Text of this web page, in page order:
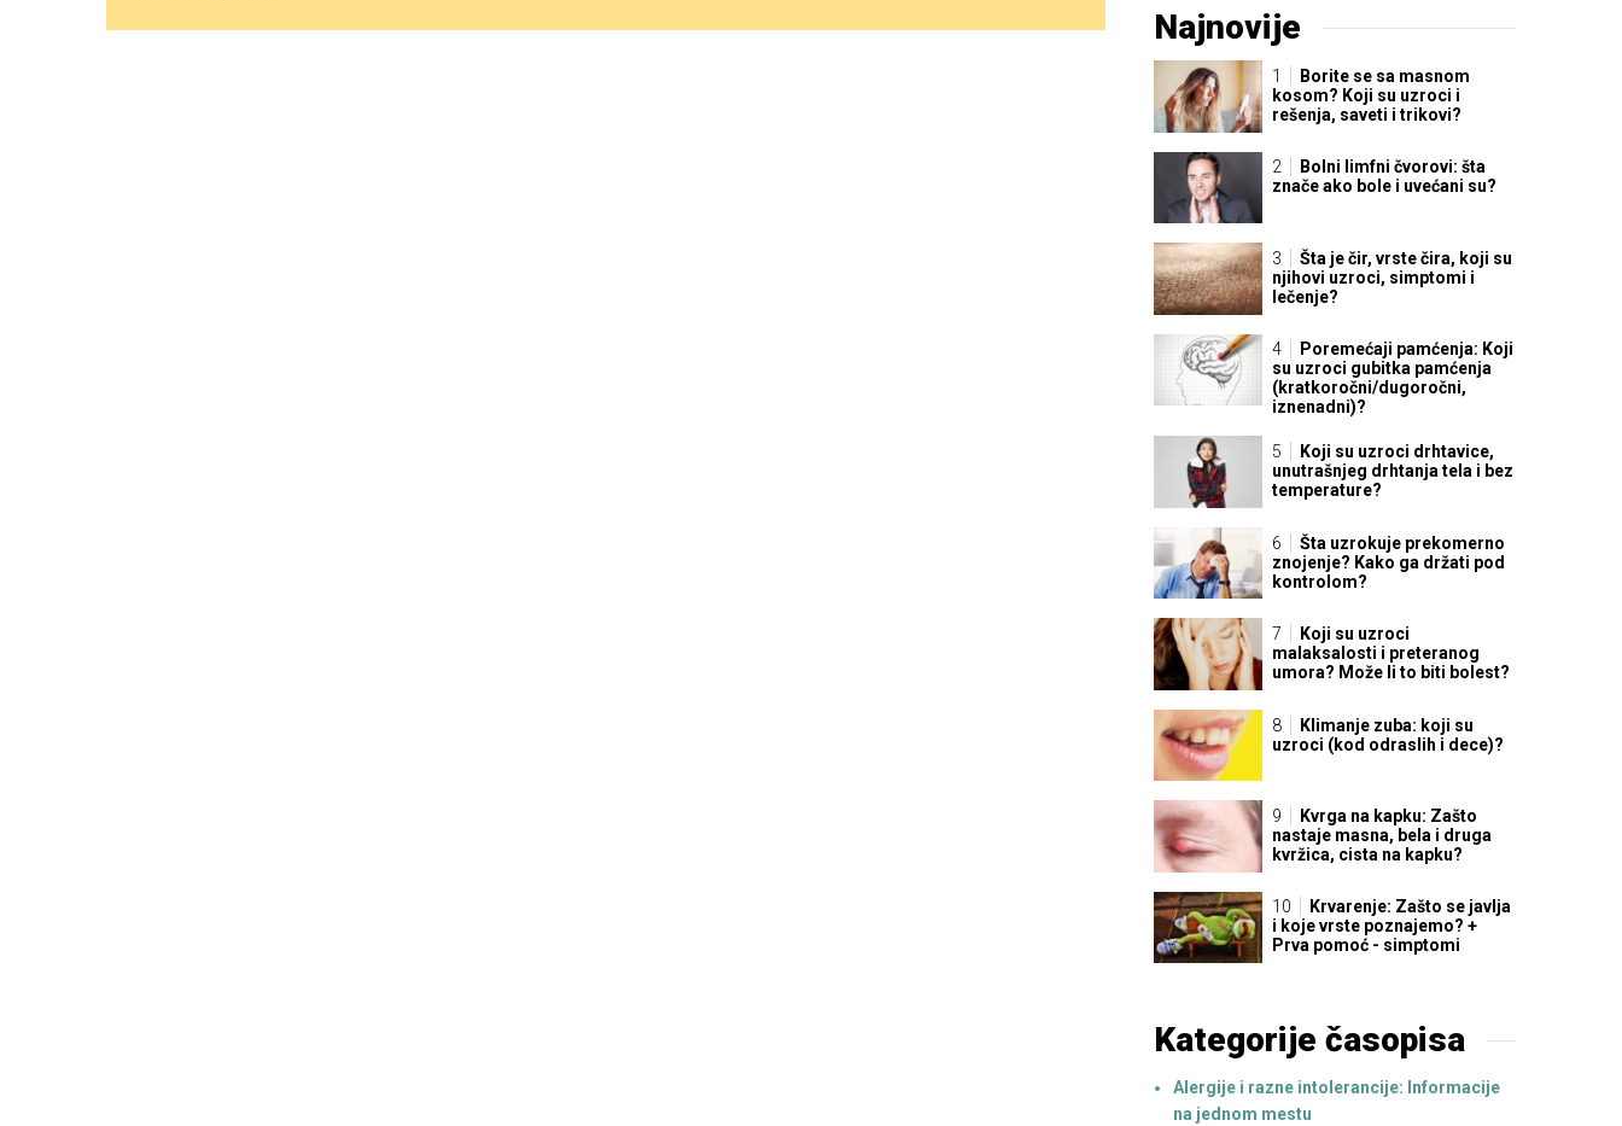
Najnovije
Borite se sa masnom
kosom? Koji su uzroci i
rešenja, saveti i trikovi?
Bolni limfni čvorovi: šta
znače ako bole i uvećani su?
Šta je čir, vrste čira, koji su
njihovi uzroci, simptomi i
lečenje?
Poremećaji pamćenja: Koji
su uzroci gubitka pamćenja
(kratkoročni/dugoročni,
iznenadni)?
Koji su uzroci drhtavice,
unutrašnjeg drhtanja tela i bez
temperature?
Šta uzrokuje prekomerno
znojenje? Kako ga držati pod
kontrolom?
Koji su uzroci
malaksalosti i preteranog
umora? Može li to biti bolest?
Klimanje zuba: koji su
uzroci (kod odraslih i dece)?
Kvrga na kapku: Zašto
nastaje masna, bela i druga
kvržica, cista na kapku?
Krvarenje: Zašto se javlja
i koje vrste poznajemo? +
Prva pomoć - simptomi
Kategorije časopisa
Alergije i razne intolerancije: Informacije
na jednom mestu